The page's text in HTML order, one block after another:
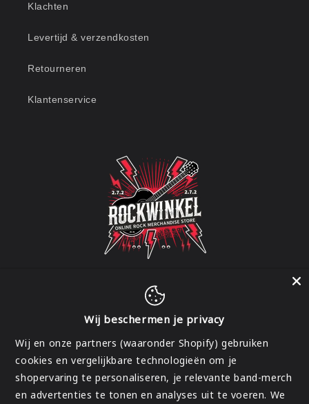
Klachten
Levertijd & verzendkosten
Retourneren
Klantenservice
FacebookInstagram
Wij beschermen je privacy
Wij en onze partners (waaronder Shopify) gebruiken
cookies en vergelijkbare technologieën om je
shopervaring te personaliseren, je relevante band-merch
en advertenties te tonen en analyses uit te voeren. We